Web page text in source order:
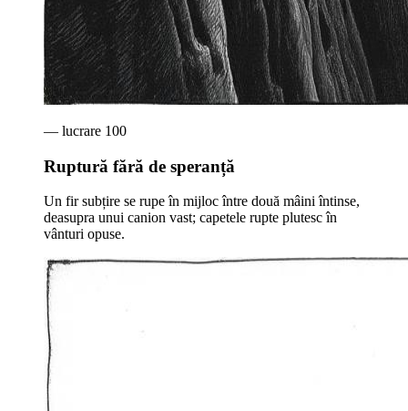
— lucrare 100
Ruptură fără de speranță
Un fir subțire se rupe în mijloc între două mâini întinse,
deasupra unui canion vast; capetele rupte plutesc în
vânturi opuse.